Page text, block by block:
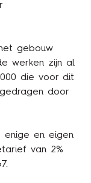
gebouw
werken zijn al
die voor dit
door
enige en eigen
van 2%